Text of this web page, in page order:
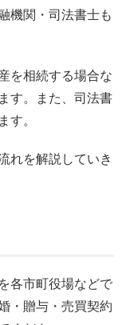
機関・司法書士も
を相続する場合な
す。また、司法書
す。
れを解説していき
各市町役場などで
・贈与・売買契約